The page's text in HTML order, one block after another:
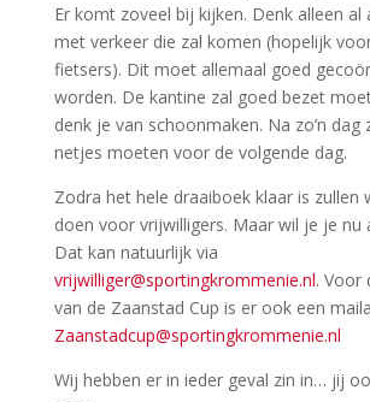
Er komt zoveel bij kijken. Denk alleen
met verkeer die zal komen (hopelijk
fietsers). Dit moet allemaal goed
worden. De kantine zal goed bezet
denk je van schoonmaken. Na zo’n dag
netjes moeten voor de volgende dag.
Zodra het hele draaiboek klaar is zullen
doen voor vrijwilligers. Maar wil je je nu
Dat kan natuurlijk via
vrijwilliger@sportingkrommenie.nl. Voor
van de Zaanstad Cup is er ook een
Zaanstadcup@sportingkrommenie.nl
Wij hebben er in ieder geval zin in… jij